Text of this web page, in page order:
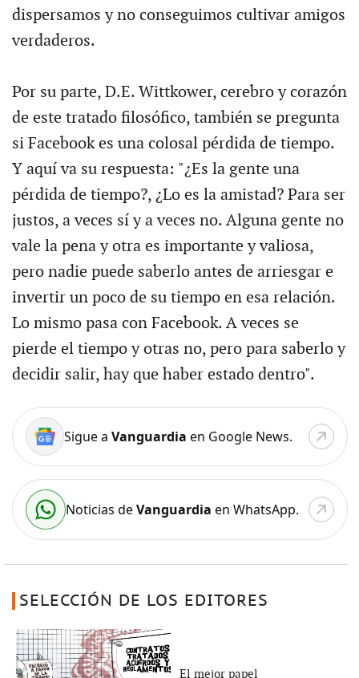
dispersamos y no conseguimos cultivar amigos
verdaderos.
Por su parte, D.E. Wittkower, cerebro y corazón
de este tratado filosófico, también se pregunta
si Facebook es una colosal pérdida de tiempo.
Y aquí va su respuesta: "¿Es la gente una
pérdida de tiempo?, ¿Lo es la amistad? Para ser
justos, a veces sí y a veces no. Alguna gente no
vale la pena y otra es importante y valiosa,
pero nadie puede saberlo antes de arriesgar e
invertir un poco de su tiempo en esa relación.
Lo mismo pasa con Facebook. A veces se
pierde el tiempo y otras no, pero para saberlo y
decidir salir, hay que haber estado dentro".
Sigue a Vanguardia en Google News.
Noticias deVanguardia en WhatsApp.
SELECCIÓN DE LOS EDITORES
El mejor papel